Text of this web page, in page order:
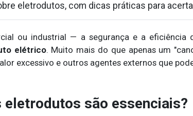
eletrodutos, com dicas práticas para
ou industrial — a segurança e a eficiência
elétrico. Muito mais do que apenas um
excessivo e outros agentes externos que
eletrodutos são essenciais?